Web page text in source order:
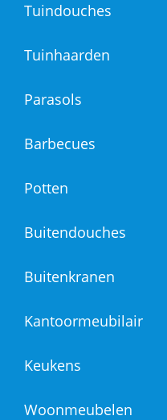
Tuindouches
Tuinhaarden
Parasols
Barbecues
Potten
Buitendouches
Buitenkranen
Kantoormeubilair
Keukens
Woonmeubelen